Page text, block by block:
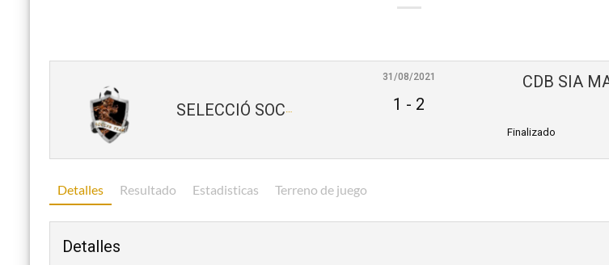
SELECCIÓ SOCCER TEAM (Benjamín) 2021
31/08/2021
1 - 2
Finalizado
Detalles Resultado Estadisticas Terreno de juego
Detalles